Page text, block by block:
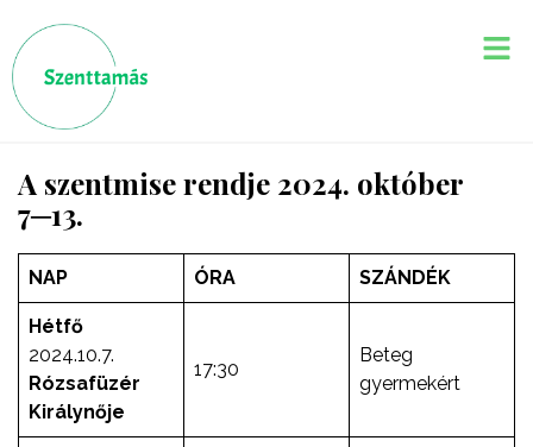
A szentmise rendje 2024. október
7─13.
NAP ÓRA SZÁNDÉK
Hétfő
2024.10.7.
Rózsafüzér
Királynője
17:30
Beteg
gyermekért